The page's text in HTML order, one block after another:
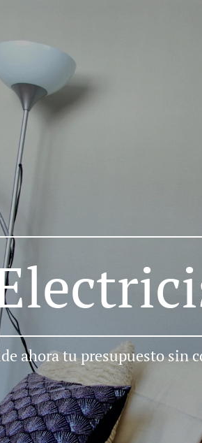
ahora tu presupuesto sin